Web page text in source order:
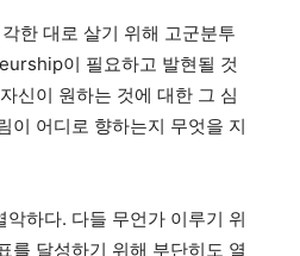
한 대로 살기 위해 고군분투
이 필요하고 발현될 것
신이 원하는 것에 대한 그 심
이 어디로 향하는지 무엇을 지
하다. 다들 무언가 이루기 위
를 달성하기 위해 부단히도 열